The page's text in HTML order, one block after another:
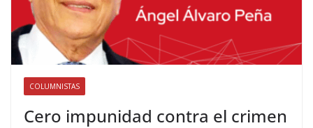
COLUMNISTAS
Cero impunidad contra el crimen